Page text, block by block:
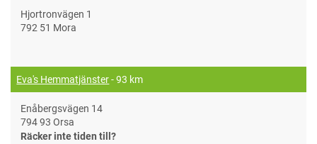
Hjortronvägen 1
792 51 Mora
Eva's Hemmatjänster- 93 km
Enåbergsvägen 14
794 93 Orsa
Räcker inte tiden till?